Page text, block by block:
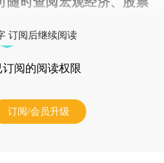
订阅后继续阅读
订阅的阅读权限
订阅/会员升级